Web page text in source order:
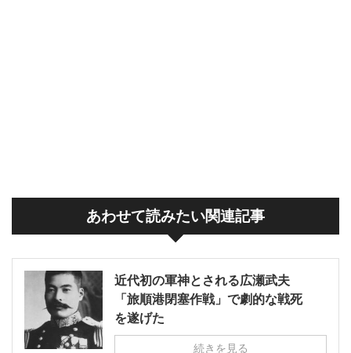
あわせて読みたい関連記事
近代初の軍神とされる広瀬武夫
「旅順港閉塞作戦」で劇的な戦死
を遂げた
続きを見る